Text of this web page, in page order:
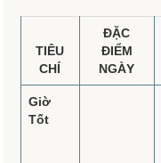
TIÊU
CHÍ
ĐẶC
ĐIỂM
NGÀY
Giờ
Tốt